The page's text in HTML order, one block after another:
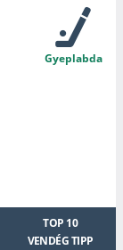
Gyeplabda
TOP 10
VENDÉG TIPP